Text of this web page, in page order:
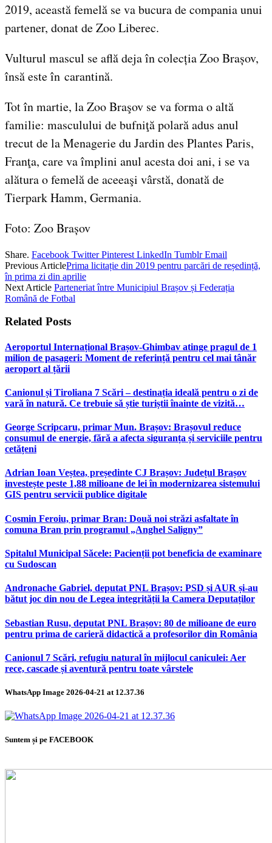
2019, această femelă se va bucura de compania unui
partener, donat de Zoo Liberec.
Vulturul mascul se află deja în colecția Zoo Brașov,
însă este în carantină.
Tot în martie, la Zoo Braşov se va forma o altă
familie: masculului de bufniţă polară adus anul
trecut de la Menagerie du Jardin des Plantes Paris,
Franţa, care va împlini anul acesta doi ani, i se va
alătura o femelă de aceeaşi vârstă, donată de
Tierpark Hamm, Germania.
Foto: Zoo Brașov
Share. Facebook Twitter Pinterest LinkedIn Tumblr Email
Previous ArticlePrima licitație din 2019 pentru parcări de reședință,
în prima zi din aprilie
Next Article Parteneriat între Municipiul Brașov și Federația
Română de Fotbal
Related Posts
Aeroportul Internațional Brașov‑Ghimbav atinge pragul de 1
milion de pasageri: Moment de referință pentru cel mai tânăr
aeroport al țării
Canionul și Tiroliana 7 Scări – destinația ideală pentru o zi de
vară în natură. Ce trebuie să știe turiștii înainte de vizită…
George Scripcaru, primar Mun. Brașov: Brașovul reduce
consumul de energie, fără a afecta siguranța și serviciile pentru
cetățeni
Adrian Ioan Veștea, președinte CJ Brașov: Județul Brașov
investește peste 1,88 milioane de lei în modernizarea sistemului
GIS pentru servicii publice digitale
Cosmin Feroiu, primar Bran: Două noi străzi asfaltate în
comuna Bran prin programul „Anghel Saligny”
Spitalul Municipal Săcele: Pacienții pot beneficia de examinare
cu Sudoscan
Andronache Gabriel, deputat PNL Brașov: PSD și AUR și-au
bătut joc din nou de Legea integrității la Camera Deputaților
Sebastian Rusu, deputat PNL Brașov: 80 de milioane de euro
pentru prima de carieră didactică a profesorilor din România
Canionul 7 Scări, refugiu natural în mijlocul caniculei: Aer
rece, cascade și aventură pentru toate vârstele
WhatsApp Image 2026-04-21 at 12.37.36
Suntem și pe FACEBOOK